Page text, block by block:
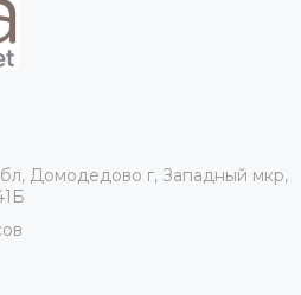
Домодедово г, Западный мкр,